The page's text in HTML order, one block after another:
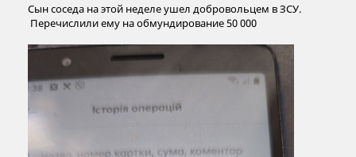
Сын соседа на этой неделе ушел добровольцем в ЗСУ.
Перечислили ему на обмундирование 50 000